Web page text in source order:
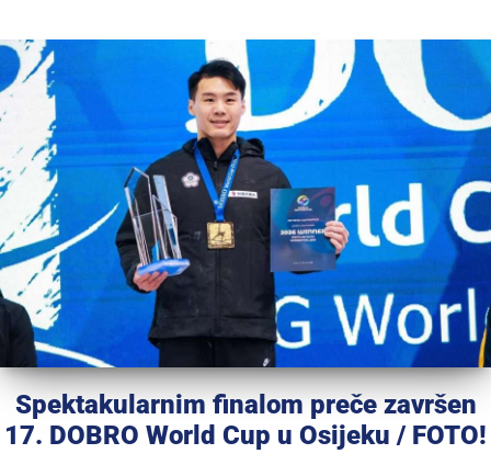
Spektakularnim finalom preče završen
17. DOBRO World Cup u Osijeku / FOTO!